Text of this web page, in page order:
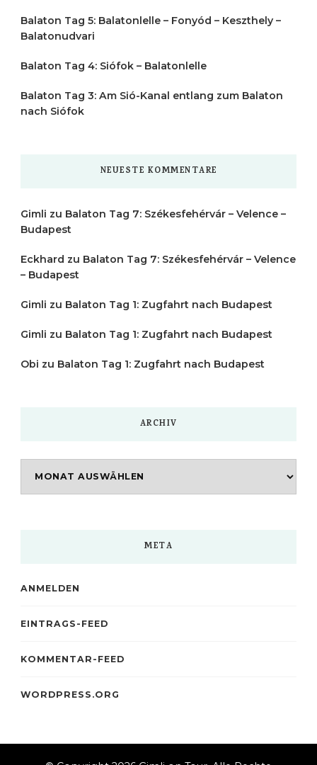
Balaton Tag 5: Balatonlelle – Fonyód – Keszthely –
Balatonudvari
Balaton Tag 4: Siófok – Balatonlelle
Balaton Tag 3: Am Sió-Kanal entlang zum Balaton
nach Siófok
NEUESTE KOMMENTARE
Gimli zu Balaton Tag 7: Székesfehérvár – Velence –
Budapest
Eckhard zu Balaton Tag 7: Székesfehérvár – Velence
– Budapest
Gimli zu Balaton Tag 1: Zugfahrt nach Budapest
Gimli zu Balaton Tag 1: Zugfahrt nach Budapest
Obi zu Balaton Tag 1: Zugfahrt nach Budapest
ARCHIV
META
ANMELDEN
EINTRAGS-FEED
KOMMENTAR-FEED
WORDPRESS.ORG